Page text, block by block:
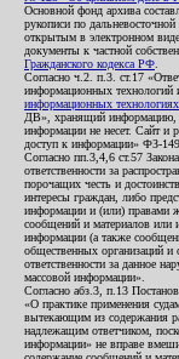
Основной фонд архива
рукописи по
открытым в электронном
документы к частной
Гражданского кодекса РФ
Согласно ч.2. п.3. ст.17
информационных
информационных
ДВ», хранящий информацию,
информации не несет. Сайт и
доступ к информации» ФЗ-149.
Согласно пп.3,4,6 ст.57
ответственности за
порочащих честь и
интересы граждан, либо
информации и (или) правами
сообщений и материалов или
информации (а также
общественных организаций и
ответственности за данное
массовой информации».
Согласно абз.3, п.13
«О практике применения
вытекающим из содержания
надлежащим ответчиком,
информации» не вправе